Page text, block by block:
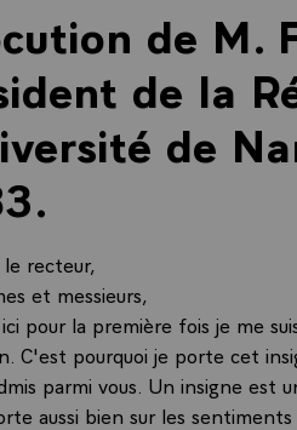
de M.
de la
de
recteur,
et messieurs,
pour la première fois je me
C'est pourquoi je porte cet
parmi vous. Un insigne est
aussi bien sur les